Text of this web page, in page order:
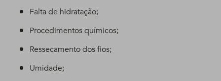
Falta de hidratação;
Procedimentos químicos;
Ressecamento dos fios;
Umidade;